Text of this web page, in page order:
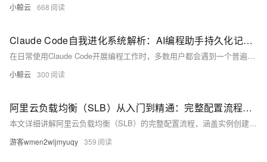
小鲸云 668
Claude Code自我进化系统解析：AI编程助手持久化记忆与行为学习实现方案
在日常使用Claude Code开展编程工作时，多数用户都会遇到一个普遍痛点：每开启一次全新会话，AI都会清空此前的对话内容、项目认知与个人编码习惯。此前沟通的项目架构、反复确认的代码规范、调试总结的经验教训都需要重新讲解，不仅耗费大量时间，还会降低整体开发效率。针对这一问题，业内技术团队基于Claude Code原生能力，搭建了一套完整的持久化记忆与自我进化系统，让这款AI编程助手能够跨会话留存信息、自主学习用户行为规律，逐步适配个人与团队的开发模式。本文将完整拆解这套系统的整体架构、核心模块、技术实现、运行流程以及落地效果，同时讲解设计思路与优化细节，为AI编程工具的深度定制提供参考。
小鲸云 300
阿里云负载均衡（SLB）从入门到精通：完整配置流程与最佳实践
本文详细讲解阿里云负载均衡（SLB）的完整配置流程，涵盖实例创建、服务器组配置、监听设置、健康检查、安全策略及优化实践，同时包含常见问题解答，帮助用户快速掌握SLB部署与运维核心技能。
游客wmen2wljmyuqy 359